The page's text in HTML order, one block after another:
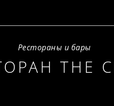
Рестораны и бары
THE